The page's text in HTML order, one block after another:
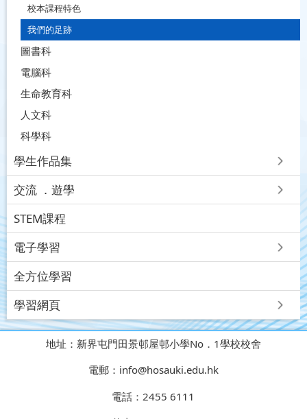
校本課程特色
我們的足跡
圖書科
電腦科
生命教育科
人文科
科學科
學生作品集
交流 ．遊學
STEM課程
電子學習
全方位學習
學習網頁
地址： 新界屯門田景邨屋邨小學No．1學校校舍
電郵： info@hosauki.edu.hk
電話： 2455 6111